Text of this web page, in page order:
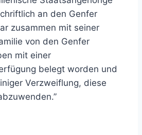
an den Genfer
zusammen mit seiner
von den Genfer
mit einer
belegt worden und
Verzweiflung, diese